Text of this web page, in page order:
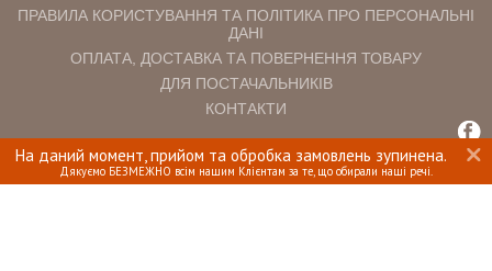
На даний момент, прийом та обробка замовлень зупинена.
Дякуємо БЕЗМЕЖНО всім нашим Клієнтам за те, що обирали наші речі.
ПРАВИЛА КОРИСТУВАННЯ ТА ПОЛІТИКА ПРО ПЕРСОНАЛЬНІ
ДАНІ
ОПЛАТА, ДОСТАВКА ТА ПОВЕРНЕННЯ ТОВАРУ
ДЛЯ ПОСТАЧАЛЬНИКІВ
КОНТАКТИ
INTERIOMANIA © 2018. ВСІ ПРАВА ЗАХИЩЕНІ.